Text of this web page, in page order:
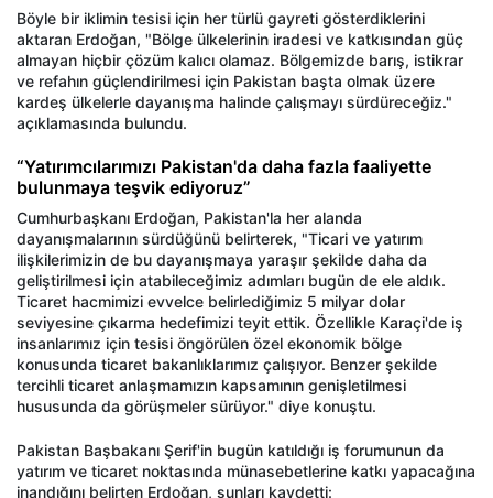
Böyle bir iklimin tesisi için her türlü gayreti gösterdiklerini
aktaran Erdoğan, "Bölge ülkelerinin iradesi ve katkısından güç
almayan hiçbir çözüm kalıcı olamaz. Bölgemizde barış, istikrar
ve refahın güçlendirilmesi için Pakistan başta olmak üzere
kardeş ülkelerle dayanışma halinde çalışmayı sürdüreceğiz."
açıklamasında bulundu.
“Yatırımcılarımızı Pakistan'da daha fazla faaliyette
bulunmaya teşvik ediyoruz”
Cumhurbaşkanı Erdoğan, Pakistan'la her alanda
dayanışmalarının sürdüğünü belirterek, "Ticari ve yatırım
ilişkilerimizin de bu dayanışmaya yaraşır şekilde daha da
geliştirilmesi için atabileceğimiz adımları bugün de ele aldık.
Ticaret hacmimizi evvelce belirlediğimiz 5 milyar dolar
seviyesine çıkarma hedefimizi teyit ettik. Özellikle Karaçi'de iş
insanlarımız için tesisi öngörülen özel ekonomik bölge
konusunda ticaret bakanlıklarımız çalışıyor. Benzer şekilde
tercihli ticaret anlaşmamızın kapsamının genişletilmesi
hususunda da görüşmeler sürüyor." diye konuştu.
Pakistan Başbakanı Şerif'in bugün katıldığı iş forumunun da
yatırım ve ticaret noktasında münasebetlerine katkı yapacağına
inandığını belirten Erdoğan, şunları kaydetti: